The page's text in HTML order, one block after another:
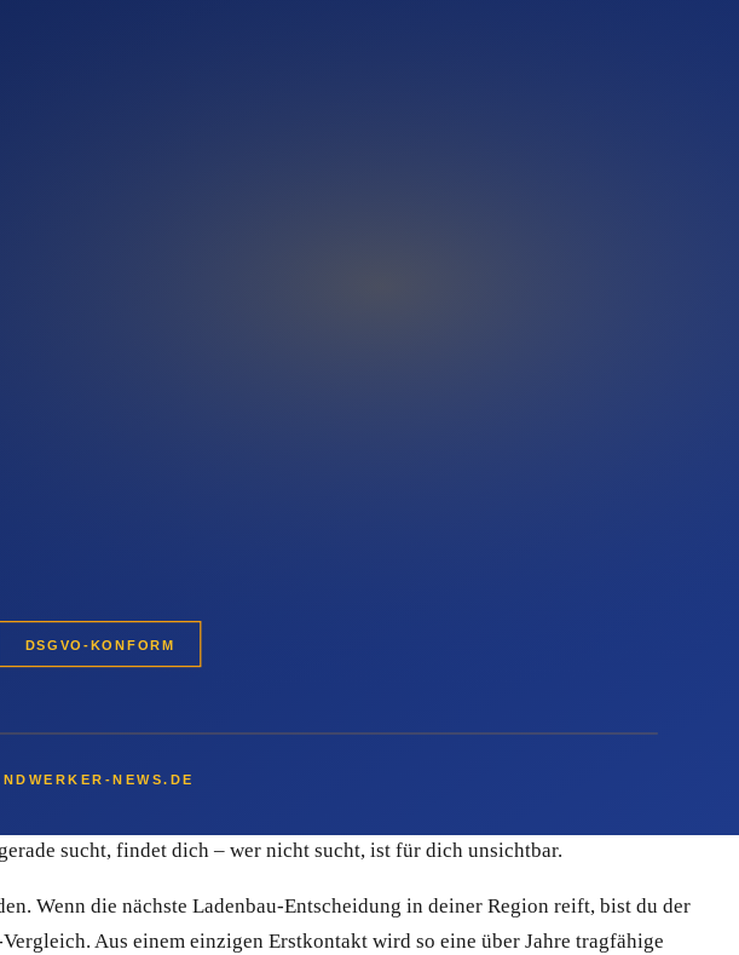
Roll-out-Cases, Bauzeit-Optimierungs-Themen und konkreten Verträgs-
mit dem Titel „Welche Umbau-Themen Filialisten typisch nach 8 Jahren Betrieb
wird über die Jahre eine stabile Rahmen-Partnerschaft.
dich jede freie Minute. Genau hier setzt eine Automatisierungs-Lösung wie
Profi sein, um damit zu starten. Du kannst getrennte Strecken für
lassen sich gezielt nach Auftragsart, Region oder Projektphase taggen und
kostenlos testen, ohne Kreditkarte. Das heißt: kein Risiko, keine Bindung, keine
sucht, findet dich – wer nicht sucht, ist für dich unsichtbar.
Wenn die nächste Ladenbau-Entscheidung in deiner Region reift, bist du der
Aus einem einzigen Erstkontakt wird so eine über Jahre tragfähige